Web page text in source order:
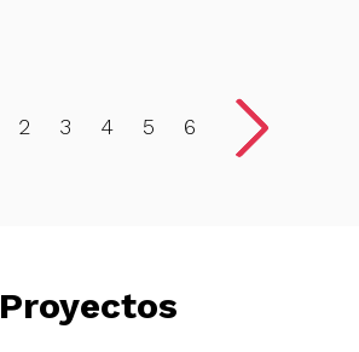
2 3 4 5 6
Proyectos